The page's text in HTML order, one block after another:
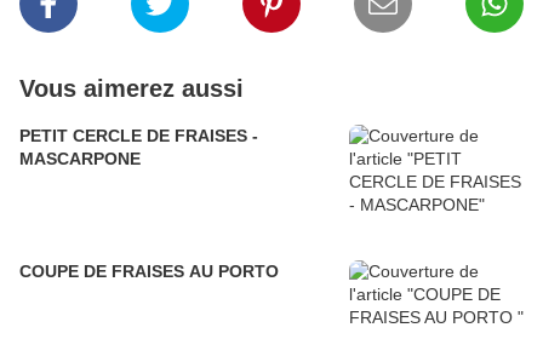
Vous aimerez aussi
PETIT CERCLE DE FRAISES -
MASCARPONE
COUPE DE FRAISES AU PORTO